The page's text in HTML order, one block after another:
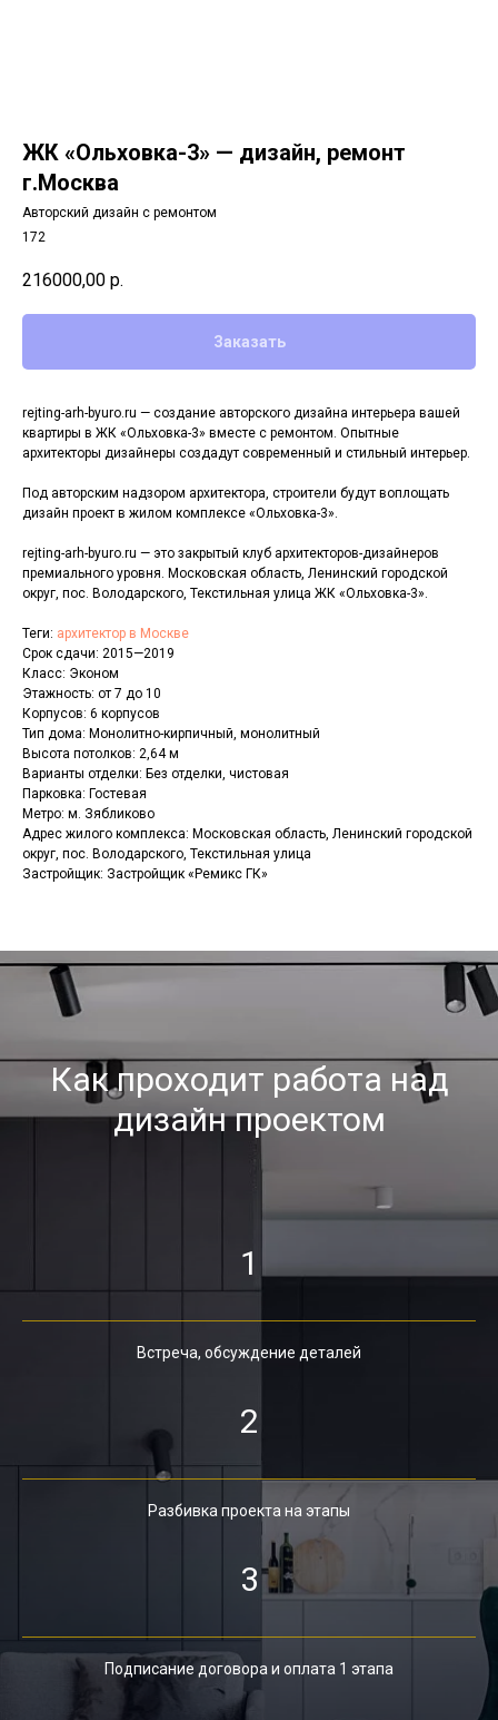
ЖК «Ольховка-3» — дизайн, ремонт
г.Москва
Авторский дизайн с ремонтом
172
216000,00 р.
Заказать
rejting-arh-byuro.ru — создание авторского дизайна интерьера вашей
квартиры в ЖК «Ольховка-3» вместе с ремонтом. Опытные
архитекторы дизайнеры создадут современный и стильный интерьер.
Под авторским надзором архитектора, строители будут воплощать
дизайн проект в жилом комплексе «Ольховка-3».
rejting-arh-byuro.ru — это закрытый клуб архитекторов-дизайнеров
премиального уровня. Московская область, Ленинский городской
округ, пос. Володарского, Текстильная улица ЖК «Ольховка-3».
Теги: архитектор в Москве
Срок сдачи: 2015—2019
Класс: Эконом
Этажность: от 7 до 10
Корпусов: 6 корпусов
Тип дома: Монолитно-кирпичный, монолитный
Высота потолков: 2,64 м
Варианты отделки: Без отделки, чистовая
Парковка: Гостевая
Метро: м. Зябликово
Адрес жилого комплекса: Московская область, Ленинский городской
округ, пос. Володарского, Текстильная улица
Застройщик: Застройщик «Ремикс ГК»
Как проходит работа над
дизайн проектом
1
Встреча, обсуждение деталей
2
Разбивка проекта на этапы
3
Подписание договора и оплата 1 этапа